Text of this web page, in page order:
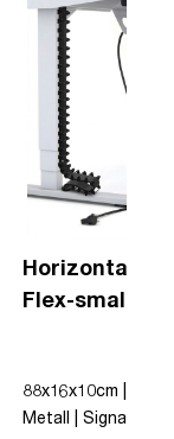
Horizontaler
Flex-small +
88x16x10cm |
Metall | Signalweiß